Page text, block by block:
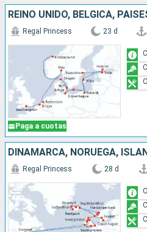
Paga a cuotas
Regal Princess 23 d
Regal Princess 28 d